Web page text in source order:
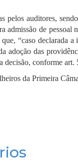
pelos auditores,
admissão de pessoal
“caso declarada
das
decisão, conforme
da Primeira